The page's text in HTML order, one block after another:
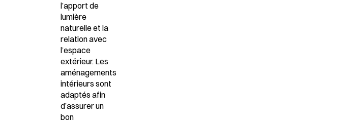
l’apport de
lumière
naturelle et la
relation avec
l’espace
extérieur. Les
aménagements
intérieurs sont
adaptés afin
d’assurer un
bon